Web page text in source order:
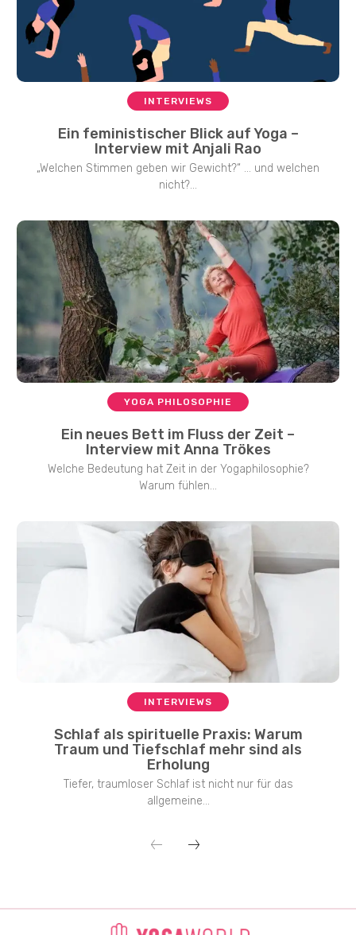
INTERVIEWS
Ein feministischer Blick auf Yoga –
Interview mit Anjali Rao
„Welchen Stimmen geben wir Gewicht?“ … und welchen
nicht?...
YOGA PHILOSOPHIE
Ein neues Bett im Fluss der Zeit –
Interview mit Anna Trökes
Welche Bedeutung hat Zeit in der Yogaphilosophie?
Warum fühlen...
INTERVIEWS
Schlaf als spirituelle Praxis: Warum
Traum und Tiefschlaf mehr sind als
Erholung
Tiefer, traumloser Schlaf ist nicht nur für das
allgemeine...